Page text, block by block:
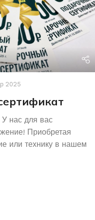
2025
У нас для вас
Приобретая
или технику в нашем